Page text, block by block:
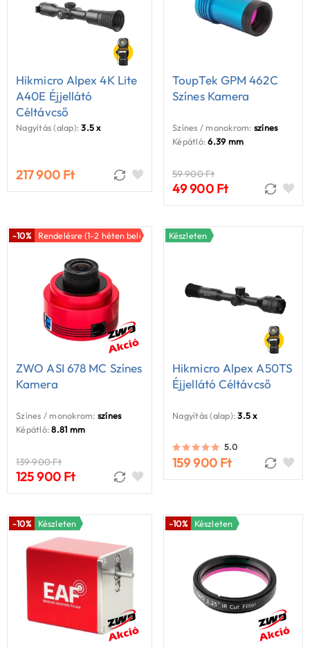
Hikmicro Alpex 4K Lite
A40E Éjjellátó
Céltávcső
Nagyítás (alap): 3.5 x
217 900 Ft
ToupTek GPM 462C
Színes Kamera
Színes / monokrom: színes
Képátló: 6.39 mm
59 900 Ft
49 900 Ft
-10% Rendelésre (1-2 héten belül)
ZWO ASI 678 MC Színes
Kamera
Színes / monokrom: színes
Képátló: 8.81 mm
139 900 Ft
125 900 Ft
Készleten
Hikmicro Alpex A50TS
Éjjellátó Céltávcső
Nagyítás (alap): 3.5 x
5.0
159 900 Ft
-10% Készleten -10% Készleten